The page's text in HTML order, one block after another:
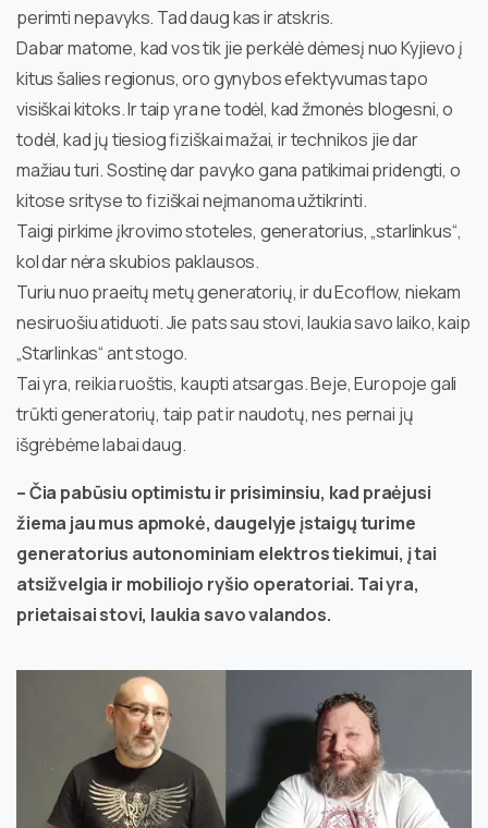
perimti nepavyks. Tad daug kas ir atskris.
Dabar matome, kad vos tik jie perkėlė dėmesį nuo Kyjievo į
kitus šalies regionus, oro gynybos efektyvumas tapo
visiškai kitoks. Ir taip yra ne todėl, kad žmonės blogesni, o
todėl, kad jų tiesiog fiziškai mažai, ir technikos jie dar
mažiau turi. Sostinę dar pavyko gana patikimai pridengti, o
kitose srityse to fiziškai neįmanoma užtikrinti.
Taigi pirkime įkrovimo stoteles, generatorius, „starlinkus“,
kol dar nėra skubios paklausos.
Turiu nuo praeitų metų generatorių, ir du Ecoflow, niekam
nesiruošiu atiduoti. Jie pats sau stovi, laukia savo laiko, kaip
„Starlinkas“ ant stogo.
Tai yra, reikia ruoštis, kaupti atsargas. Beje, Europoje gali
trūkti generatorių, taip pat ir naudotų, nes pernai jų
išgrėbėme labai daug.
– Čia pabūsiu optimistu ir prisiminsiu, kad praėjusi
žiema jau mus apmokė, daugelyje įstaigų turime
generatorius autonominiam elektros tiekimui, į tai
atsižvelgia ir mobiliojo ryšio operatoriai. Tai yra,
prietaisai stovi, laukia savo valandos.